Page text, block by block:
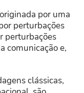
por uma
perturbações
perturbações
comunicação e,
clássicas,